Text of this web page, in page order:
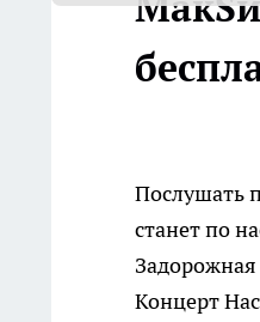
Послушать
станет по
Концерт